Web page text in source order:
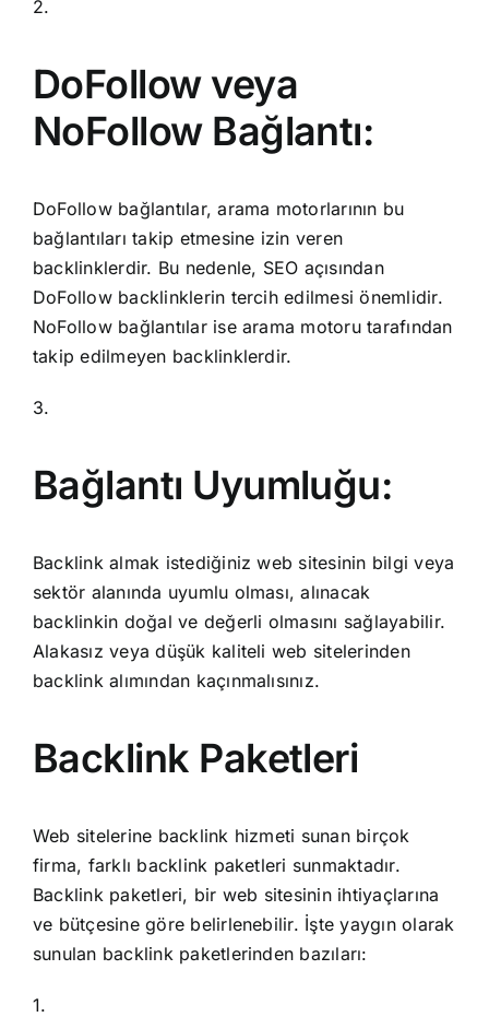
2.
DoFollow veya
NoFollow Bağlantı:
DoFollow bağlantılar, arama motorlarının bu
bağlantıları takip etmesine izin veren
backlinklerdir. Bu nedenle, SEO açısından
DoFollow backlinklerin tercih edilmesi önemlidir.
NoFollow bağlantılar ise arama motoru tarafından
takip edilmeyen backlinklerdir.
3.
Bağlantı Uyumluğu:
Backlink almak istediğiniz web sitesinin bilgi veya
sektör alanında uyumlu olması, alınacak
backlinkin doğal ve değerli olmasını sağlayabilir.
Alakasız veya düşük kaliteli web sitelerinden
backlink alımından kaçınmalısınız.
Backlink Paketleri
Web sitelerine backlink hizmeti sunan birçok
firma, farklı backlink paketleri sunmaktadır.
Backlink paketleri, bir web sitesinin ihtiyaçlarına
ve bütçesine göre belirlenebilir. İşte yaygın olarak
sunulan backlink paketlerinden bazıları:
1.